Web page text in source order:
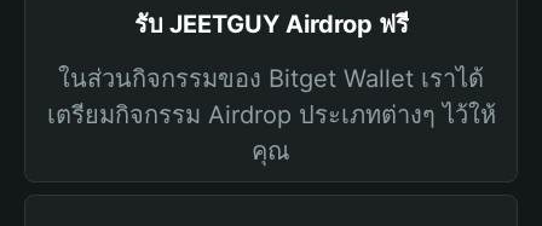
รับ JEETGUY Airdrop ฟรี
ในส่วนกิจกรรมของ Bitget Wallet เราได้
เตรียมกิจกรรม Airdrop ประเภทต่างๆ ไว้ให้
คุณ